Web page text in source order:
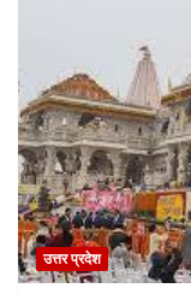
उत्तर प्रदेश